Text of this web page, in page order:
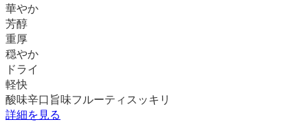
華やか
芳醇
重厚
穏やか
ドライ
軽快
酸味辛口 旨味フルーティ スッキリ
詳細を見る